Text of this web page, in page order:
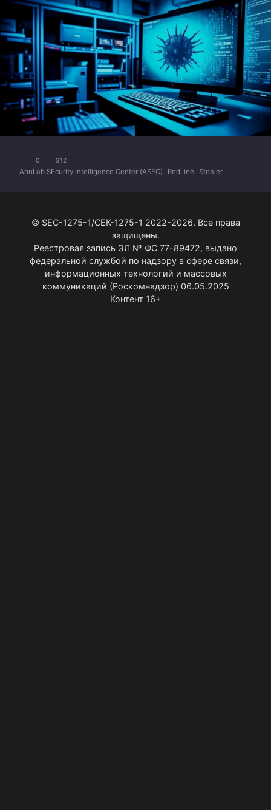
0 312
AhnLab SEcurity intelligence Center (ASEC) RedLine Stealer
© SEC-1275-1/СЕК-1275-1 2022-2026. Все права
защищены.
Реестровая запись ЭЛ № ФС 77-89472, выдано
федеральной службой по надзору в сфере связи,
информационных технологий и массовых
коммуникаций (Роскомнадзор) 06.05.2025
Контент 16+